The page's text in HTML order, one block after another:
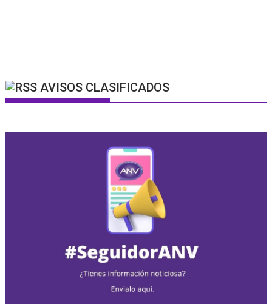
AVISOS CLASIFICADOS